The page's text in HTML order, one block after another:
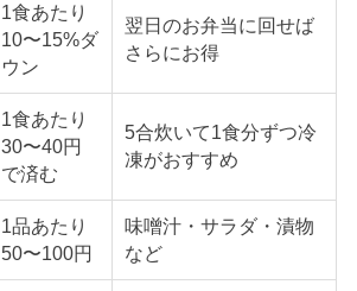
1食あたり
10〜15%ダ
ウン
翌日のお弁当に回せば
さらにお得
1食あたり
30〜40円
で済む
5合炊いて1食分ずつ冷
凍がおすすめ
1品あたり
50〜100円
味噌汁・サラダ・漬物
など